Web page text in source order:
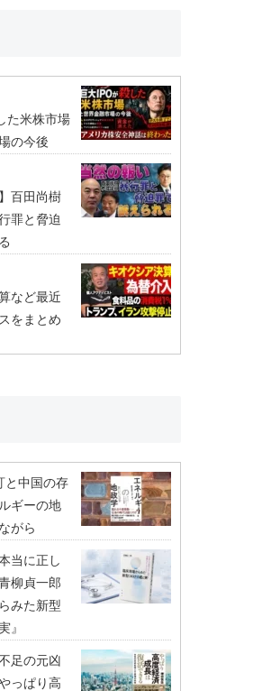
た米株市場
の今後
百田尚樹
罪と脅迫
など最近
をまとめ
と中国の存
ギーの地
がら
当に正し
柳貞一郎
みた新型
』
足の元凶
っぱり高